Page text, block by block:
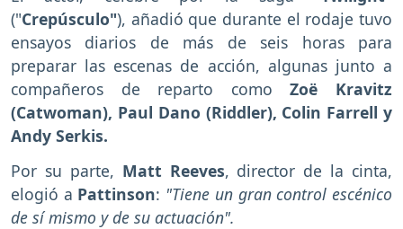
("Crepúsculo"), añadió que durante el rodaje tuvo
ensayos diarios de más de seis horas para
preparar las escenas de acción, algunas junto a
compañeros de reparto como Zoë Kravitz
(Catwoman), Paul Dano (Riddler), Colin Farrell y
Andy Serkis.
Por su parte, Matt Reeves, director de la cinta,
elogió a Pattinson: "Tiene un gran control escénico
de sí mismo y de su actuación".